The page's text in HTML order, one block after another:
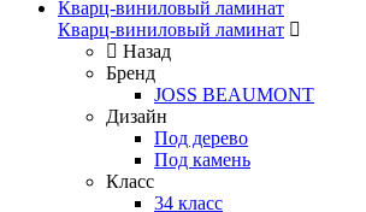
Кварц-виниловый ламинат
Кварц-виниловый ламинат
Назад
Бренд
JOSS BEAUMONT
Дизайн
Под дерево
Под камень
Класс
34 класс